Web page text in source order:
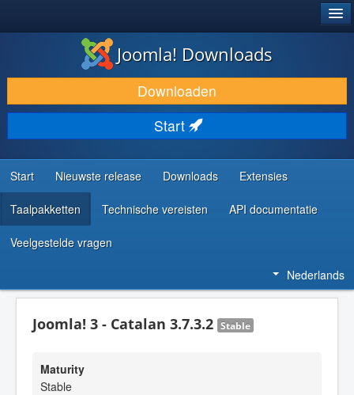
DOWNLOAD & BREID UIT
ONTDEK & LEER
COMMUNITY & ONDERSTEUNING
ONTWIKKELAARSBRONNEN
Joomla! Downloads
Downloaden
Start
Start Nieuwste release Downloads Extensies
Taalpakketten Technische vereisten API documentatie
Veelgestelde vragen
Nederlands
Joomla! 3 - Catalan 3.7.3.2 Stable
Maturity
Stable